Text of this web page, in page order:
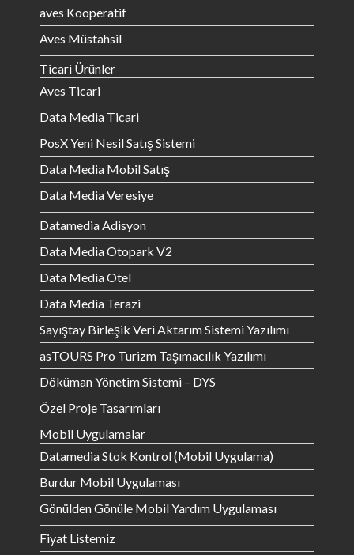
aves Kooperatif
Aves Müstahsil
Ticari Ürünler
Aves Ticari
Data Media Ticari
PosX Yeni Nesil Satış Sistemi
Data Media Mobil Satış
Data Media Veresiye
Datamedia Adisyon
Data Media Otopark V2
Data Media Otel
Data Media Terazi
Sayıştay Birleşik Veri Aktarım Sistemi Yazılımı
asTOURS Pro Turizm Taşımacılık Yazılımı
Döküman Yönetim Sistemi – DYS
Özel Proje Tasarımları
Mobil Uygulamalar
Datamedia Stok Kontrol (Mobil Uygulama)
Burdur Mobil Uygulaması
Gönülden Gönüle Mobil Yardım Uygulaması
Fiyat Listemiz